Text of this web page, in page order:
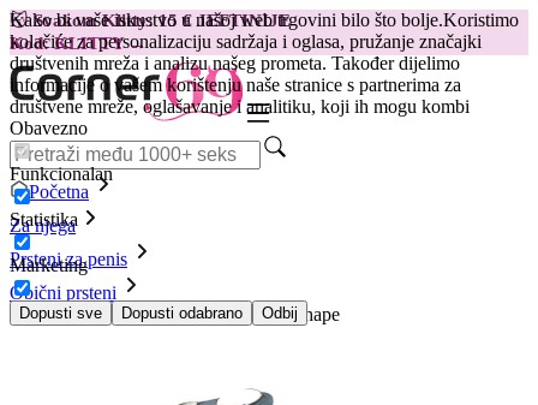
Kako bi vaše iskustvo u našoj web trgovini bilo što bolje.Koristimo
kolačiće za personalizaciju sadržaja i oglasa, pružanje značajki
društvenih mreža i analizu našeg prometa. Također dijelimo
informacije o vašem korištenju naše stranice s partnerima za
društvene mreže, oglašavanje i analitiku, koji ih mogu kombi
Obavezno
Funkcionalan
Statistika
Marketing
Dopusti sve Dopusti odabrano Odbij
😽Svakom Klitty: 15 € JEFTINIJE
Kod: KLITTY →
Početna
Za njega
Prsteni za penis
Obični prsteni
Traka za razdvajanje testisa Boners T-shape